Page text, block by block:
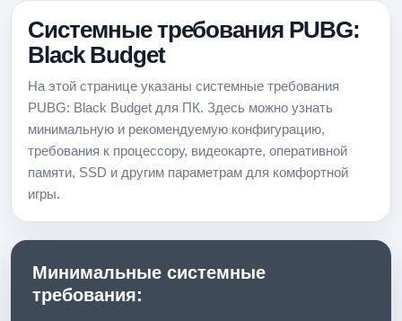
Системные требования PUBG:
Black Budget
На этой странице указаны системные требования
PUBG: Black Budget для ПК. Здесь можно узнать
минимальную и рекомендуемую конфигурацию,
требования к процессору, видеокарте, оперативной
памяти, SSD и другим параметрам для комфортной
игры.
Минимальные системные
требования: